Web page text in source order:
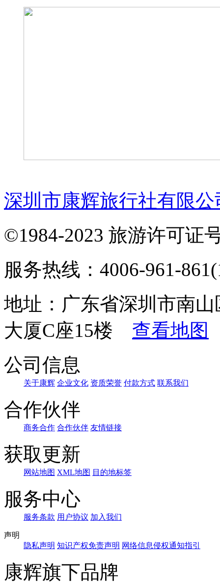
深圳市康辉旅行社有限
©1984-2023 旅游许可证
服务热线：4006-961-
地址：广东省深圳市南
大厦C座15楼 查看地图
公司信息
关于康辉 企业文化 资质荣誉 付款方式 联系我们
合作伙伴
商务合作 合作伙伴 友情链接
获取更新
网站地图 XML地图 目的地标签
服务中心
服务条款 用户协议 加入我们
声明
隐私声明 知识产权免责声明 网络信息侵权通知指引
康辉旗下品牌